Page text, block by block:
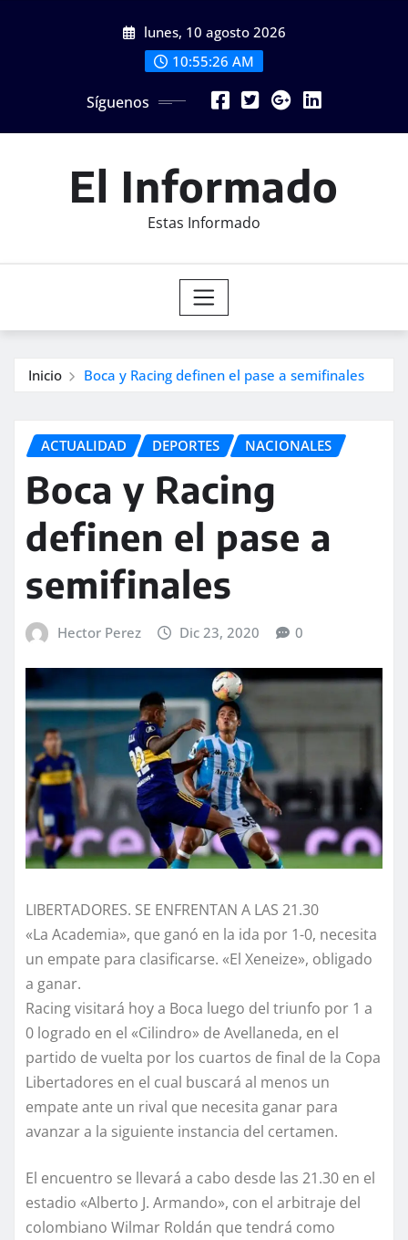
lunes, 10 agosto 2026
10:55:27 AM
Síguenos
El Informado
Estas Informado
Inicio Boca y Racing definen el pase a semifinales
ACTUALIDAD DEPORTES NACIONALES
Boca y Racing
definen el pase a
semifinales
Hector Perez Dic 23, 2020 0
LIBERTADORES. SE ENFRENTAN A LAS 21.30
«La Academia», que ganó en la ida por 1-0, necesita
un empate para clasificarse. «El Xeneize», obligado
a ganar.
Racing visitará hoy a Boca luego del triunfo por 1 a
0 logrado en el «Cilindro» de Avellaneda, en el
partido de vuelta por los cuartos de final de la Copa
Libertadores en el cual buscará al menos un
empate ante un rival que necesita ganar para
avanzar a la siguiente instancia del certamen.
El encuentro se llevará a cabo desde las 21.30 en el
estadio «Alberto J. Armando», con el arbitraje del
colombiano Wilmar Roldán que tendrá como